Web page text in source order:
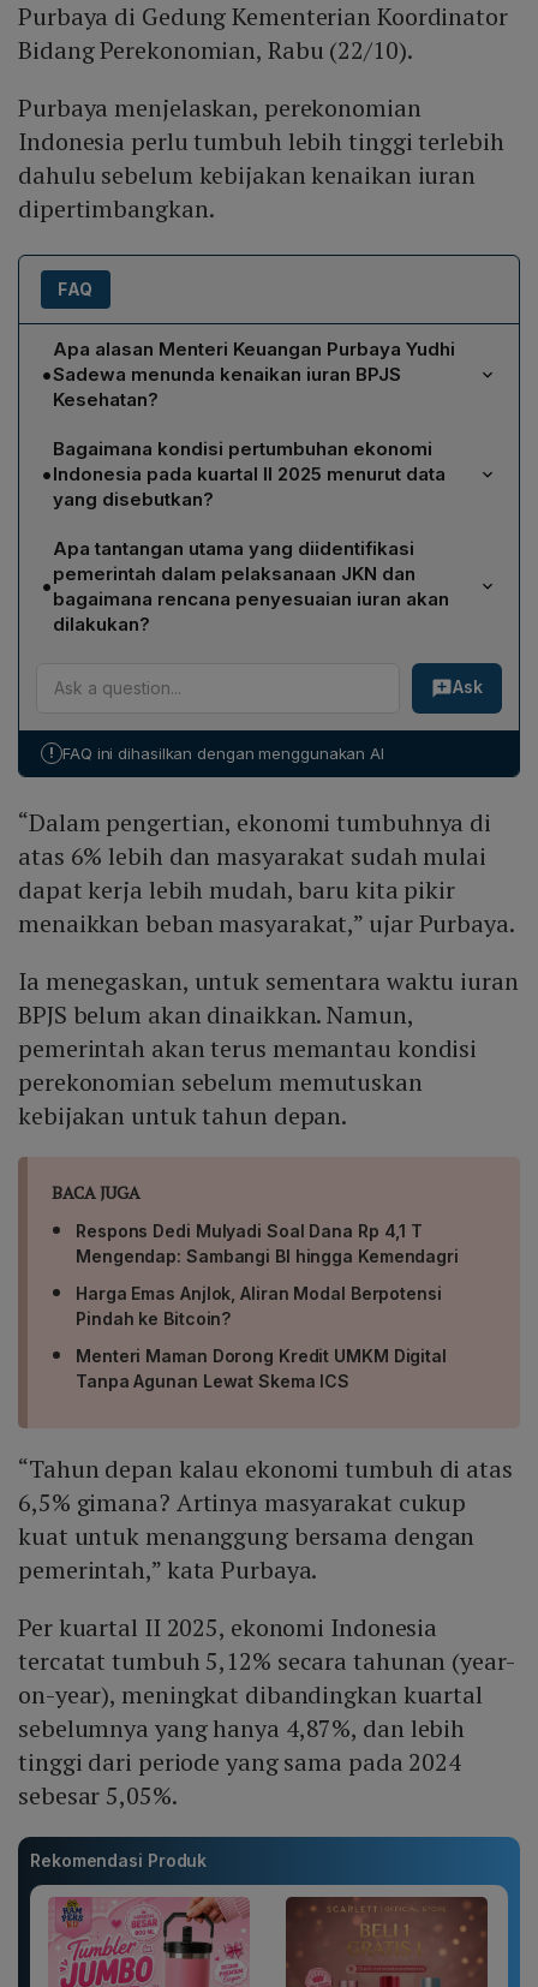
Purbaya di Gedung Kementerian Koordinator
Bidang Perekonomian, Rabu (22/10).
Purbaya menjelaskan, perekonomian
Indonesia perlu tumbuh lebih tinggi terlebih
dahulu sebelum kebijakan kenaikan iuran
dipertimbangkan.
FAQ
•
Apa alasan Menteri Keuangan Purbaya Yudhi
Sadewa menunda kenaikan iuran BPJS
Kesehatan?
Purbaya menegaskan bahwa keputusan menunda
kenaikan iuran didasarkan pada fakta bahwa ekonomi
Indonesia masih dalam tahap pemulihan. Ia menyatakan
iuran tidak akan diubah sampai pertumbuhan ekonomi
melebihi 6 % dan masyarakat mulai mendapatkan
pekerjaan yang lebih mudah, sehingga beban dapat
ditanggung bersama pemerintah.
•
Bagaimana kondisi pertumbuhan ekonomi
Indonesia pada kuartal II 2025 menurut data
yang disebutkan?
Pada kuartal II 2025, ekonomi Indonesia mencatat
pertumbuhan tahunan (year‑on‑year) sebesar 5,12 %,
naik dari 4,87 % pada kuartal sebelumnya dan lebih
tinggi dibandingkan periode yang sama tahun 2024
•
Apa tantangan utama yang diidentifikasi
pemerintah dalam pelaksanaan JKN dan
bagaimana rencana penyesuaian iuran akan
dilakukan?
Pemerintah mencatat lima tantangan utama, termasuk
tingginya jumlah peserta nonaktif, khususnya Peserta
Bukan Penerima Upah (PBPU), serta potensi kenaikan
direncanakan secara bertahap dengan
pusat, dan pemerintah daerah—serta daya beli
masyarakat dan kondisi fiskal pemerintah.
Ask
! FAQ ini dihasilkan dengan menggunakan AI
“Dalam pengertian, ekonomi tumbuhnya di
atas 6% lebih dan masyarakat sudah mulai
dapat kerja lebih mudah, baru kita pikir
menaikkan beban masyarakat,” ujar Purbaya.
Ia menegaskan, untuk sementara waktu iuran
BPJS belum akan dinaikkan. Namun,
pemerintah akan terus memantau kondisi
perekonomian sebelum memutuskan
kebijakan untuk tahun depan.
BACA JUGA
Respons Dedi Mulyadi Soal Dana Rp 4,1 T
Mengendap: Sambangi BI hingga Kemendagri
Harga Emas Anjlok, Aliran Modal Berpotensi
Pindah ke Bitcoin?
Menteri Maman Dorong Kredit UMKM Digital
Tanpa Agunan Lewat Skema ICS
“Tahun depan kalau ekonomi tumbuh di atas
6,5% gimana? Artinya masyarakat cukup
kuat untuk menanggung bersama dengan
pemerintah,” kata Purbaya.
Per kuartal II 2025, ekonomi Indonesia
tercatat tumbuh 5,12% secara tahunan (year-
on-year), meningkat dibandingkan kuartal
sebelumnya yang hanya 4,87%, dan lebih
tinggi dari periode yang sama pada 2024
sebesar 5,05%.
Rekomendasi Produk